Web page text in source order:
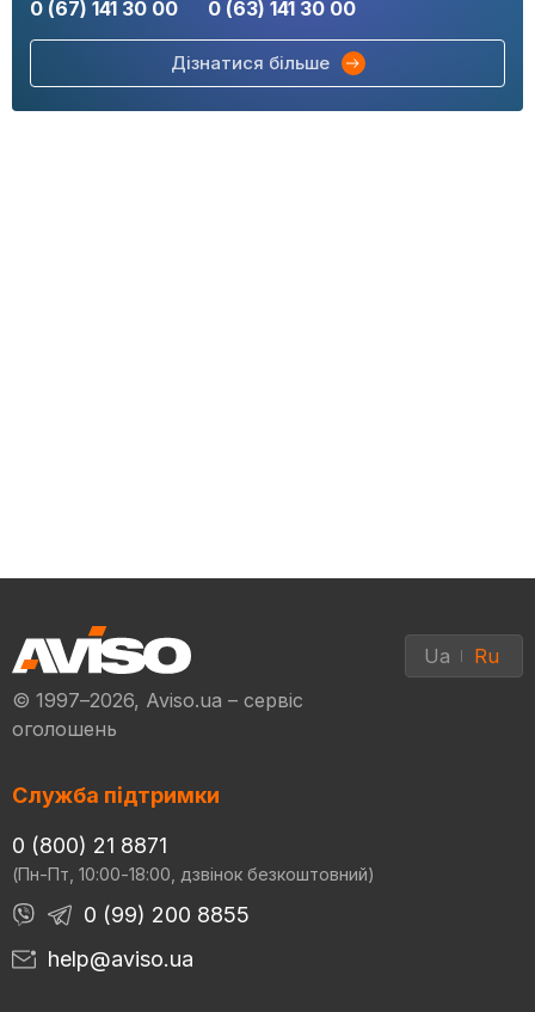
0 (67) 141 30 00 0 (63) 141 30 00
Дізнатися більше
© 1997–2026, Aviso.ua – сервіс
оголошень
Ua Ru
Служба підтримки
0 (800) 21 8871
(Пн-Пт, 10:00-18:00, дзвінок безкоштовний)
0 (99) 200 8855
help@aviso.ua